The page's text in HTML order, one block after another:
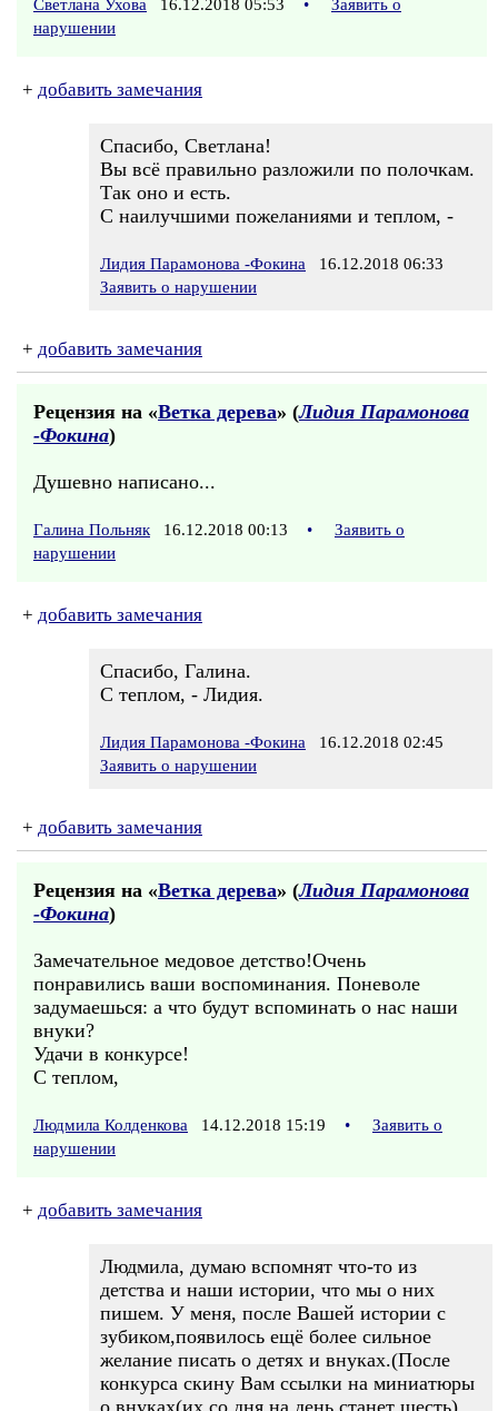
Светлана Ухова 16.12.2018 05:53 •
Заявить о
нарушении
+ добавить замечания
Спасибо, Светлана!
Вы всё правильно разложили по полочкам.
Так оно и есть.
С наилучшими пожеланиями и теплом, -
Лидия Парамонова -Фокина 16.12.2018 06:33
Заявить о нарушении
+ добавить замечания
Рецензия на «Ветка дерева» (Лидия Парамонова
-Фокина)
Душевно написано...
Галина Польняк 16.12.2018 00:13 •
Заявить о
нарушении
+ добавить замечания
Спасибо, Галина.
С теплом, - Лидия.
Лидия Парамонова -Фокина 16.12.2018 02:45
Заявить о нарушении
+ добавить замечания
Рецензия на «Ветка дерева» (Лидия Парамонова
-Фокина)
Замечательное медовое детство!Очень
понравились ваши воспоминания. Поневоле
задумаешься: а что будут вспоминать о нас наши
внуки?
Удачи в конкурсе!
С теплом,
Людмила Колденкова 14.12.2018 15:19 •
Заявить о
нарушении
+ добавить замечания
Людмила, думаю вспомнят что-то из
детства и наши истории, что мы о них
пишем. У меня, после Вашей истории с
зубиком,появилось ещё более сильное
желание писать о детях и внуках.(После
конкурса скину Вам ссылки на миниатюры
о внуках(их со дня на день станет шесть)